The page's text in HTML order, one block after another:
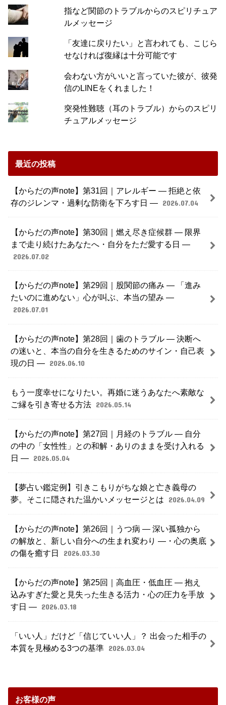
指など関節のトラブルからのスピリチュア
ルメッセージ
「友達に戻りたい」と言われても、こじら
せなければ復縁は十分可能です
会わない方がいいと言っていた彼が、彼発
信のLINEをくれました！
突発性難聴（耳のトラブル）からのスピリ
チュアルメッセージ
最近の投稿
【からだの声note】第31回｜アレルギー ― 拒絶と依
存のジレンマ・過剰な防衛を下ろす日 ― 2026.07.04
【からだの声note】第30回｜燃え尽き症候群 ― 限界
まで走り続けたあなたへ・自分をただ愛する日 ―
2026.07.02
【からだの声note】第29回｜股関節の痛み ― 「進み
たいのに進めない」心が叫ぶ、本当の望み ―
2026.07.01
【からだの声note】第28回｜歯のトラブル ― 決断へ
の迷いと、本当の自分を生きるためのサイン・自己表
現の日 ― 2026.06.10
もう一度幸せになりたい。再婚に迷うあなたへ素敵な
ご縁を引き寄せる方法 2026.05.14
【からだの声note】第27回｜月経のトラブル ― 自分
の中の「女性性」との和解・ありのままを受け入れる
日 ― 2026.05.04
【夢占い鑑定例】引きこもりがちな娘と亡き義母の
夢。そこに隠された温かいメッセージとは
2026.04.09
【からだの声note】第26回｜うつ病 ― 深い孤独から
の解放と、新しい自分への生まれ変わり ―・心の奥底
の傷を癒す日
2026.03.30
【からだの声note】第25回｜高血圧・低血圧 ― 抱え
込みすぎた愛と見失った生きる活力・心の圧力を手放
す日 ― 2026.03.18
「いい人」だけど「信じていい人」？ 出会った相手の
本質を見極める3つの基準 2026.03.04
お客様の声